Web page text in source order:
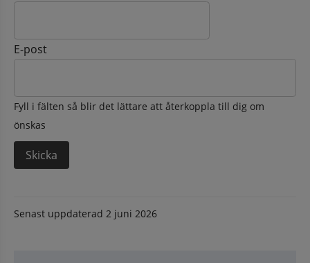
E-post
Fyll i fälten så blir det lättare att återkoppla till dig om
önskas
Senast uppdaterad 2 juni 2026